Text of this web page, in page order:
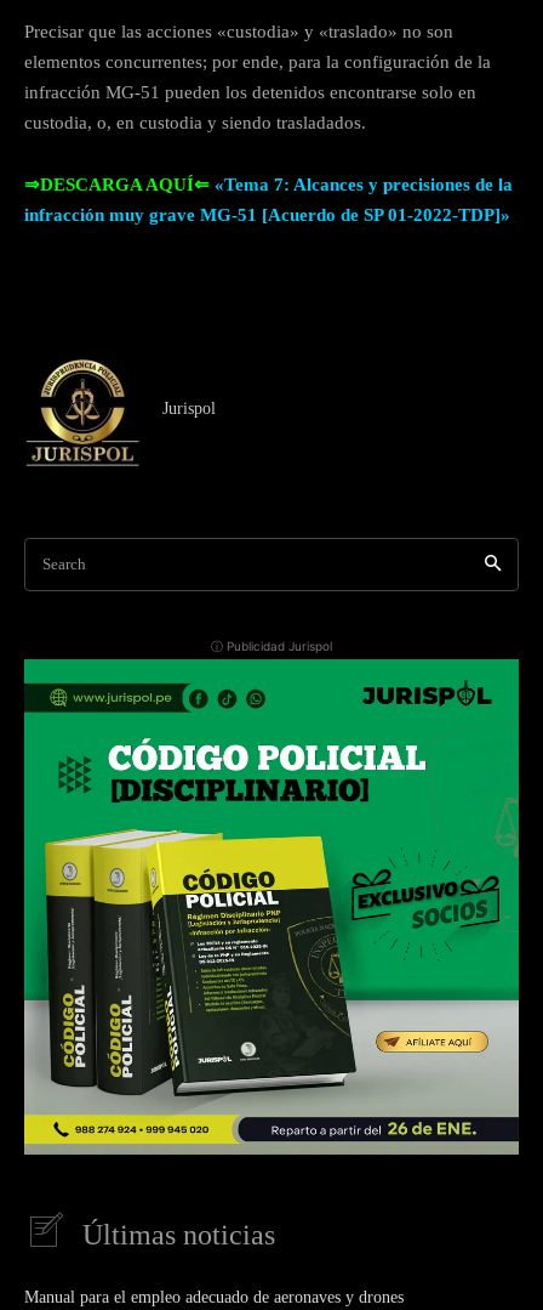
Precisar que las acciones «custodia» y «traslado» no son
elementos concurrentes; por ende, para la configuración de la
infracción MG-51 pueden los detenidos encontrarse solo en
custodia, o, en custodia y siendo trasladados.
⇒DESCARGA AQUÍ⇐ «Tema 7: Alcances y precisiones de la
infracción muy grave MG-51 [Acuerdo de SP 01-2022-TDP]»
Jurispol
Search
ⓘ Publicidad Jurispol
Últimas noticias
Manual para el empleo adecuado de aeronaves y drones